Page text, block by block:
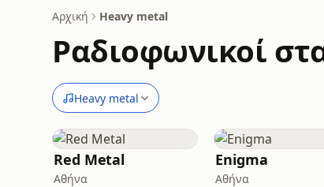
Αρχική Heavy metal
Ραδιοφωνικοί
Heavy metal
Red Metal
Αθήνα
Enigma
Αθήνα